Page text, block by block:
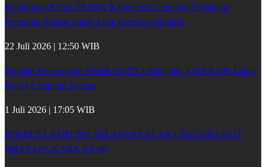
Kunjungan Ketua TP PKK Kabupaten Lampung Selatan ke
Penerima Bansos untuk Anak Berisiko Stunting
22 Juli 2026 | 12:50 WIB
Dugaan Kecurangan SPMB SMPN 1 Kalianda, OKP KAPI Lapor
Kejari Lampung Selatan
1 Juli 2026 | 17:05 WIB
POLRES LAMPUNG SELATAN GELAR UPACARA HUT
BHAYANGKARA KE-80